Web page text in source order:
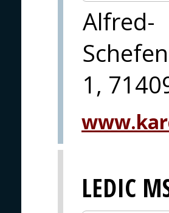
Alfred-
1,
LEDIC